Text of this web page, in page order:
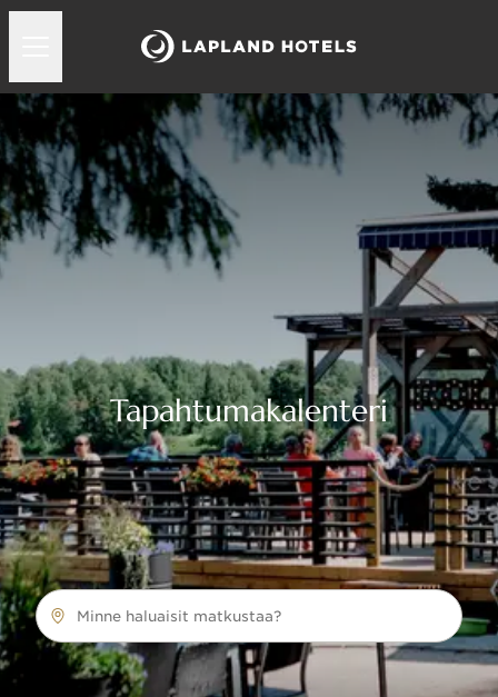
Tapahtumakalenteri
Minne haluaisit matkustaa?